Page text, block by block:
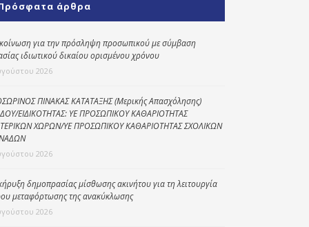
Kοινωνικό
φαρμακείο
Πρόγραμμα
“Βοήθεια στο σπίτι”
Κέντρο Ημερήσιας
Φροντίδας
άρθρα
για την πρόσληψη προσωπικού με σύμβαση
ιδιωτικού δικαίου ορισμένου χρόνου
2026
ΠΙΝΑΚΑΣ ΚΑΤΑΤΑΞΗΣ (Μερικής Απασχόλησης)
ΕΙΔΙΚΟΤΗΤΑΣ: ΥΕ ΠΡΟΣΩΠΙΚΟΥ ΚΑΘΑΡΙΟΤΗΤΑΣ
ΧΩΡΩΝ/ΥΕ ΠΡΟΣΩΠΙΚΟΥ ΚΑΘΑΡΙΟΤΗΤΑΣ ΣΧΟΛΙΚΩΝ
2026
δημοπρασίας μίσθωσης ακινήτου για τη λειτουργία
μεταφόρτωσης της ανακύκλωσης
2026